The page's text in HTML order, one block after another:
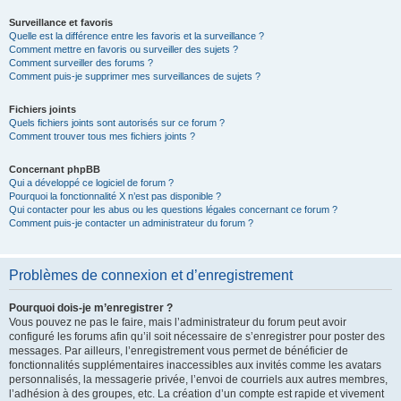
Surveillance et favoris
Quelle est la différence entre les favoris et la surveillance ?
Comment mettre en favoris ou surveiller des sujets ?
Comment surveiller des forums ?
Comment puis-je supprimer mes surveillances de sujets ?
Fichiers joints
Quels fichiers joints sont autorisés sur ce forum ?
Comment trouver tous mes fichiers joints ?
Concernant phpBB
Qui a développé ce logiciel de forum ?
Pourquoi la fonctionnalité X n’est pas disponible ?
Qui contacter pour les abus ou les questions légales concernant ce forum ?
Comment puis-je contacter un administrateur du forum ?
Problèmes de connexion et d’enregistrement
Pourquoi dois-je m’enregistrer ?
Vous pouvez ne pas le faire, mais l’administrateur du forum peut avoir
configuré les forums afin qu’il soit nécessaire de s’enregistrer pour poster des
messages. Par ailleurs, l’enregistrement vous permet de bénéficier de
fonctionnalités supplémentaires inaccessibles aux invités comme les avatars
personnalisés, la messagerie privée, l’envoi de courriels aux autres membres,
l’adhésion à des groupes, etc. La création d’un compte est rapide et vivement